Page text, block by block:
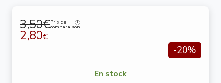
3,50€Prix de
comparaison
2,80€
-20%
En stock